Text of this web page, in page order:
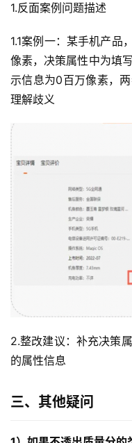
1.反面案例问题描述
1.1案例一：某手机产品
像素，决策属性中为填
示信息为0百万像素，
理解歧义
2.整改建议：补充决策
的属性信息
三、其他疑问